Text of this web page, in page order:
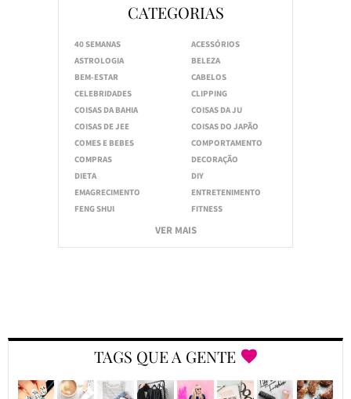
CATEGORIAS
40 SEMANAS
ACESSÓRIOS
ASTROLOGIA
BELEZA
BEM-ESTAR
CABELOS
CELEBRIDADES
CLIPPING
COISAS DA BAHIA
COISAS DA JU
COISAS DE JEE
COISAS DO JAPÃO
COMES E BEBES
COMPORTAMENTO
COMPRAS
DECORAÇÃO
DIETA
DIY
EMAGRECIMENTO
ENTRETENIMENTO
FENG SHUI
FITNESS
VER MAIS
TAGS QUE A GENTE